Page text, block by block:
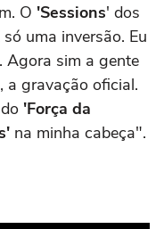
O 'Sessions' dos
uma inversão. Eu
Agora sim a gente
a gravação oficial.
'Força da
na minha cabeça".